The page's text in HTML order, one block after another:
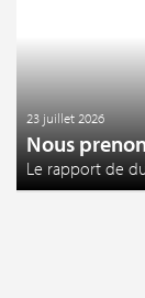
23 juillet 2026
Nous
Le rapport de